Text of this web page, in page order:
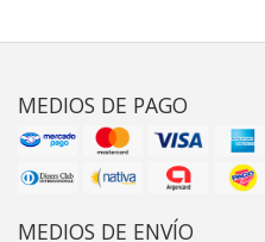
MEDIOS DE PAGO
MEDIOS DE ENVÍO